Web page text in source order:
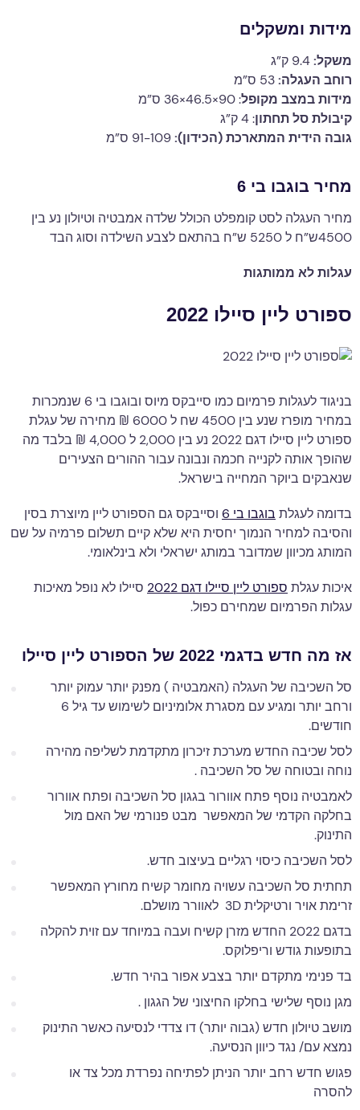
מידות ומשקלים
משקל:
רוחב העגלה:
מידות במצב מקופל: 90×46.5×36 ס”מ
קיבולת סל תחתון: 4 ק”ג
גובה הידית המתארכת (הכידון):91-109 ס”מ
מחיר בוגבו בי 6
מחיר העגלה לסט קומפלט הכולל שלדה אמבטיה וטיולון נע בין
4500ש”ח ל 5250 ש”ח בהתאם לצבע השילדה וסוג הבד
עגלות לא ממותגות
ספורט ליין סיילו 2022
בניגוד לעגלות פרמיום כמו סייבקס מיוס ובוגבו בי 6 שנמכרות
במחיר מופרז שנע בין 4500 שח ל 6000 ₪ מחירה של עגלת
ספורט ליין סיילו דגם 2022 נע בין 2,000 ל 4,000 ₪ בלבד מה
שהופך אותה לקנייה חכמה ונבונה עבור ההורים הצעירים
שנאבקים ביוקר המחייה בישראל.
בדומה לעגלת בוגבו בי 6
וסייבקס גם הספורט ליין מיוצרת בסין
והסיבה למחיר הנמוך יחסית היא שלא קיים תשלום פרמיה על שם
המותג מכיוון שמדובר במותג ישראלי ולא בינלאומי.
איכות עגלת ספורט ליין סיילו דגם 2022
סיילו לא נופל מאיכות
עגלות הפרמיום שמחירם כפול.
אז מה חדש בדגמי 2022 של הספורט ליין סיילו
סל השכיבה של העגלה (האמבטיה ) מפנק יותר עמוק יותר
ורחב יותר ומגיע עם מסגרת אלומיניום לשימוש עד גיל 6
חודשים.
לסל שכיבה החדש מערכת זיכרון מתקדמת לשליפה מהירה
נוחה ובטוחה של סל השכיבה .
לאמבטיה נוסף פתח אוורור בגגון סל השכיבה ופתח אוורור
בחלקה הקדמי של המאפשר מבט פנורמי של האם מול
התינוק.
לסל השכיבה כיסוי רגליים בעיצוב חדש.
תחתית סל השכיבה עשויה מחומר קשיח מחורץ המאפשר
זרימת אויר ורטיקלית 3D לאוורר מושלם.
בדגם 2022 החדש מזרן קשיח ועבה במיוחד עם זוית להקלה
בתופעות גודש וריפלוקס.
בד פנימי מתקדם יותר בצבע אפור בהיר חדש.
מגן נוסף שלישי בחלקו החיצוני של הגגון .
מושב טיולון חדש (גבוה יותר) דו צדדי לנסיעה כאשר התינוק
נמצא עם/ נגד כיוון הנסיעה.
פגוש חדש רחב יותר הניתן לפתיחה נפרדת מכל צד או
להסרה